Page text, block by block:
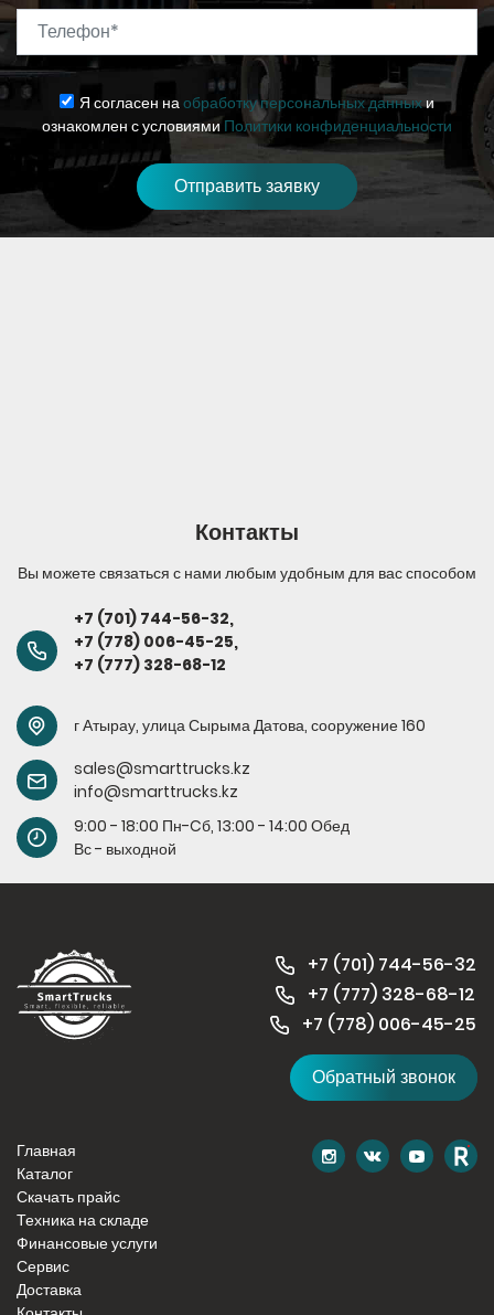
Телефон *
Я согласен наобработку персональных данныхи
ознакомлен с условиямиПолитики конфиденциальности
Отправить заявку
Контакты
Вы можете связаться с нами любым удобным для вас способом
+7 (701) 744-56-32,
+7 (778) 006-45-25,
+7 (777) 328-68-12
г Атырау, улица Сырыма Датова, сооружение 160
sales@smarttrucks.kz
info@smarttrucks.kz
9:00 - 18:00 Пн-Cб, 13:00 - 14:00 Обед
Вс - выходной
+7 (701) 744-56-32
+7 (777) 328-68-12
+7 (778) 006-45-25
Обратный звонок
Главная
Каталог
Скачать прайс
Техника на складе
Финансовые услуги
Сервис
Доставка